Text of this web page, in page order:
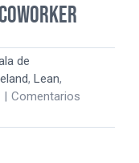
de
, Lean,
| Comentarios